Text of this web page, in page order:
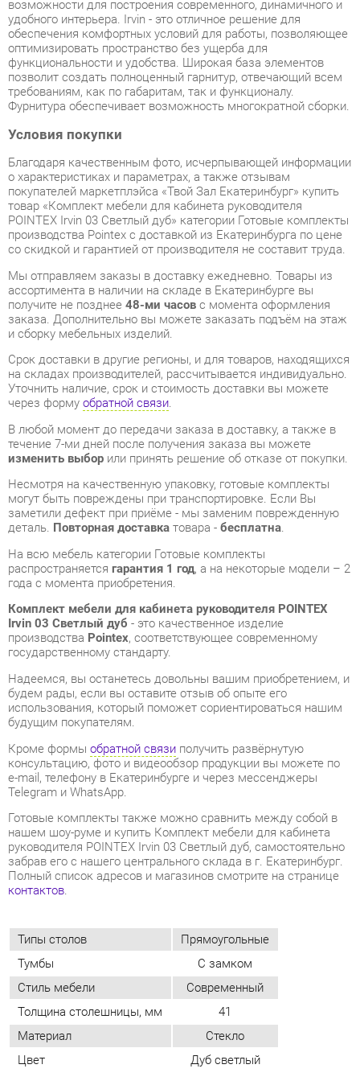
требованиям, как по габаритам, так и функционалу.
Фурнитура обеспечивает возможность многократной сборки.
Условия покупки
Благодаря качественным фото, исчерпывающей информации
о характеристиках и параметрах, а также отзывам
покупателей маркетплэйса «Твой Зал Екатеринбург» купить
POINTEX Irvin 03 Светлый дуб» категории Готовые комплекты
со скидкой и гарантией от производителя не составит труда.
Мы отправляем заказы в доставку ежедневно. Товары из
ассортимента в наличии на складе в Екатеринбурге вы
получите не позднее48-ми часовс момента оформления
заказа. Дополнительно вы можете заказать подъём на этаж
и сборку мебельных изделий.
Срок доставки в другие регионы, и для товаров, находящихся
на складах производителей, рассчитывается индивидуально.
Уточнить наличие, срок и стоимость доставки вы можете
через формуобратной связи
В любой момент до передачи заказа в доставку, а также в
течение 7-ми дней после получения заказа вы можете
изменить выборили принять решение об отказе от покупки.
Несмотря на качественную упаковку, готовые комплекты
могут быть повреждены при транспортировке. Если Вы
деталь.Повторная доставкатовара -бесплатна.
На всю мебель категории Готовые комплекты
года с момента приобретения.
Комплект мебели для кабинета руководителя POINTEX
Irvin 03 Светлый дуб- это качественное изделие
государственному стандарту.
Надеемся, вы останетесь довольны вашим приобретением, и
будем рады, если вы оставите отзыв об опыте его
использования, который поможет сориентироваться нашим
будущим покупателям.
Кроме формы обратной связиполучить развёрнутую
консультацию, фото и видеообзор продукции вы можете по
e-mail, телефону в Екатеринбурге и через мессенджеры
Telegram и WhatsApp.
Готовые комплекты также можно сравнить между собой в
нашем шоу-руме и купить Комплект мебели для кабинета
руководителя POINTEX Irvin 03 Светлый дуб, самостоятельно
забрав его с нашего центрального склада в г. Екатеринбург.
Полный список адресов и магазинов смотрите на странице
контактов.
Типы столов
Прямоугольные
Тумбы
С замком
Стиль мебели
Современный
Толщина столешницы, мм
Цвет Дуб светлый
ОТЗЫВЫ
Пока нет отзывов, поделитесь первым своим мнением.
ДОБАВИТЬ ОТЗЫВ